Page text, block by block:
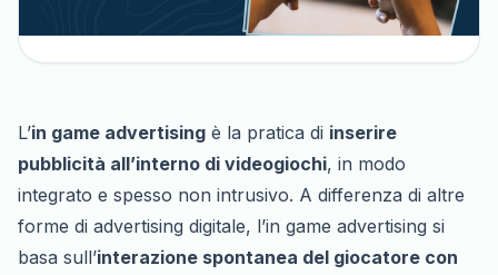
L’in game advertising è la pratica di inserire
pubblicità all’interno di videogiochi, in modo
integrato e spesso non intrusivo. A differenza di altre
forme di advertising digitale, l’in game advertising si
basa sull’interazione spontanea del giocatore con